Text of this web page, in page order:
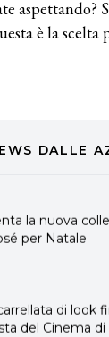
aspettando?
è la scelta
DALLE
cofanetti
CONGRESS
la nuova
per Natale
di look
del Cinema